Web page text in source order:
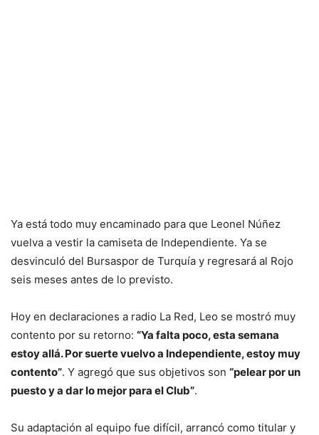
Ya está todo muy encaminado para que Leonel Núñez
vuelva a vestir la camiseta de Independiente. Ya se
desvinculó del Bursaspor de Turquía y regresará al Rojo
seis meses antes de lo previsto.
Hoy en declaraciones a radio La Red, Leo se mostró muy
contento por su retorno: “Ya falta poco, esta semana
estoy allá. Por suerte vuelvo a Independiente, estoy muy
contento”. Y agregó que sus objetivos son “pelear por un
puesto y a dar lo mejor para el Club”.
Su adaptación al equipo fue difícil, arrancó como titular y